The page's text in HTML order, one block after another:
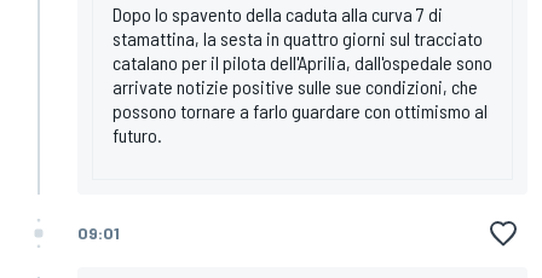
Dopo lo spavento della caduta alla curva 7 di
stamattina, la sesta in quattro giorni sul tracciato
catalano per il pilota dell'Aprilia, dall'ospedale sono
arrivate notizie positive sulle sue condizioni, che
possono tornare a farlo guardare con ottimismo al
futuro.
09:01